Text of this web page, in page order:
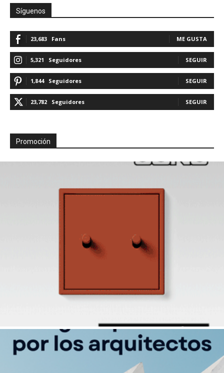
Síguenos
23,683 Fans ME GUSTA
5,321 Seguidores SEGUIR
1,844 Seguidores SEGUIR
23,782 Seguidores SEGUIR
Promoción